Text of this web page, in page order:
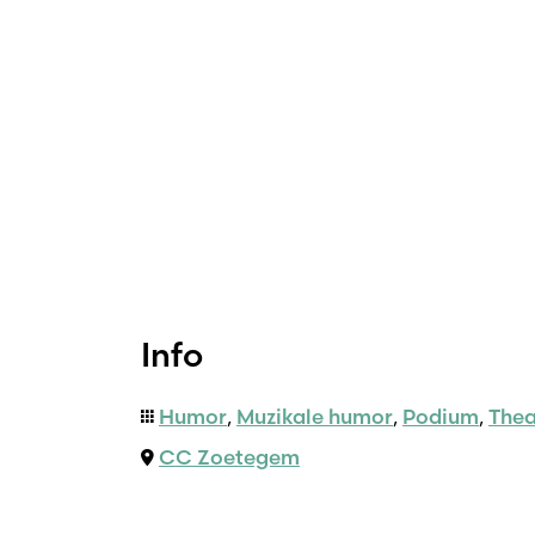
Info
Humor, Muzikale humor, Podium,
CC Zoetegem